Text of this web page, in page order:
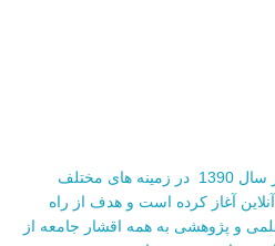
تیم پژوهشی کوله پشتی از اواخر سال 1390 در زمینه های مختلف
آغاز کرده است و هدف از راه
و پژوهشی به همه اقشار جامعه از